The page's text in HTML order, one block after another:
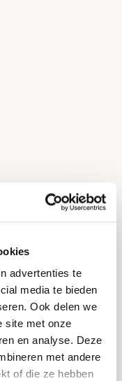
advertenties te
media te bieden
Ook delen we
site met onze
en analyse. Deze
met andere
of die ze hebben
dan alleen
ervaringen,
bereiden we
inzichten in